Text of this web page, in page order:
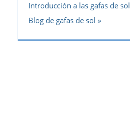
Introducción a las gafas de sol
Blog de gafas de sol